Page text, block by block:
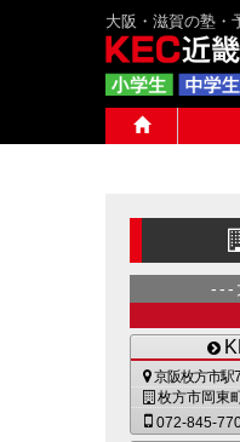
大阪・滋賀の塾・
京阪枚方市駅
枚方市岡東
072-845-